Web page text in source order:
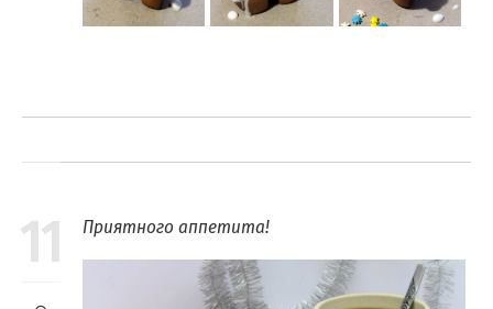
11 Приятного аппетита!